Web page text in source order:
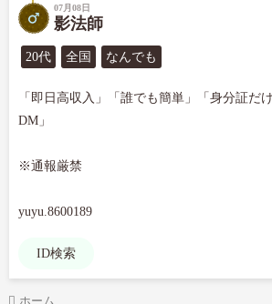
07月08日
影法師
20代 全国 なんでも
「即日高収入」「誰でも簡単」「身分証だ
DM」
※通報厳禁
yuyu.8600189
ID検索
ホーム